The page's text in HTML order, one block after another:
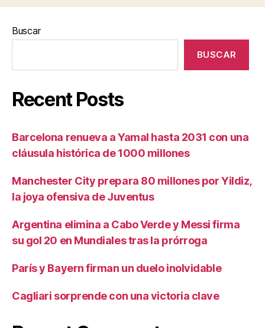
Buscar
BUSCAR
Recent Posts
Barcelona renueva a Yamal hasta 2031 con una
cláusula histórica de 1000 millones
Manchester City prepara 80 millones por Yildiz,
la joya ofensiva de Juventus
Argentina elimina a Cabo Verde y Messi firma
su gol 20 en Mundiales tras la prórroga
París y Bayern firman un duelo inolvidable
Cagliari sorprende con una victoria clave